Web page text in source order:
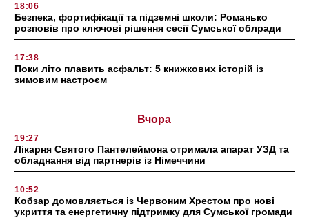
18:06
Безпека, фортифікації та підземні школи: Романько
розповів про ключові рішення сесії Сумської облради
17:38
Поки літо плавить асфальт: 5 книжкових історій із
зимовим настроєм
Вчора
19:27
Лікарня Святого Пантелеймона отримала апарат УЗД та
обладнання від партнерів із Німеччини
10:52
Кобзар домовляється із Червоним Хрестом про нові
укриття та енергетичну підтримку для Сумської громади